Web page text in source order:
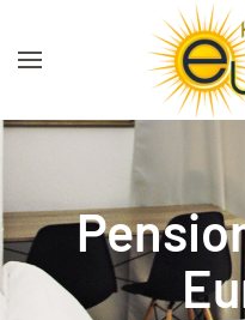
Skip to main content